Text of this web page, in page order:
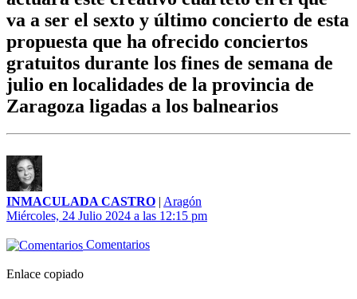
va a ser el sexto y último concierto de esta
propuesta que ha ofrecido conciertos
gratuitos durante los fines de semana de
julio en localidades de la provincia de
Zaragoza ligadas a los balnearios
INMACULADA CASTRO | Aragón
Miércoles, 24 Julio 2024 a las 12:15 pm
Comentarios
Enlace copiado